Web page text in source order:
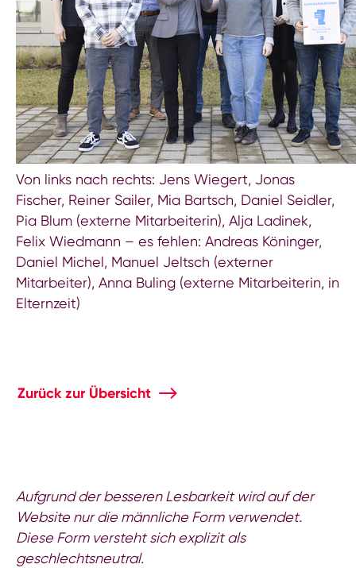
Von links nach rechts: Jens Wiegert, Jonas
Fischer, Reiner Sailer, Mia Bartsch, Daniel Seidler,
Pia Blum (externe Mitarbeiterin), Alja Ladinek,
Felix Wiedmann – es fehlen: Andreas Köninger,
Daniel Michel, Manuel Jeltsch (externer
Mitarbeiter), Anna Buling (externe Mitarbeiterin, in
Elternzeit)
Zurück zur Übersicht
Aufgrund der besseren Lesbarkeit wird auf der
Website nur die männliche Form verwendet.
Diese Form versteht sich explizit als
geschlechtsneutral.